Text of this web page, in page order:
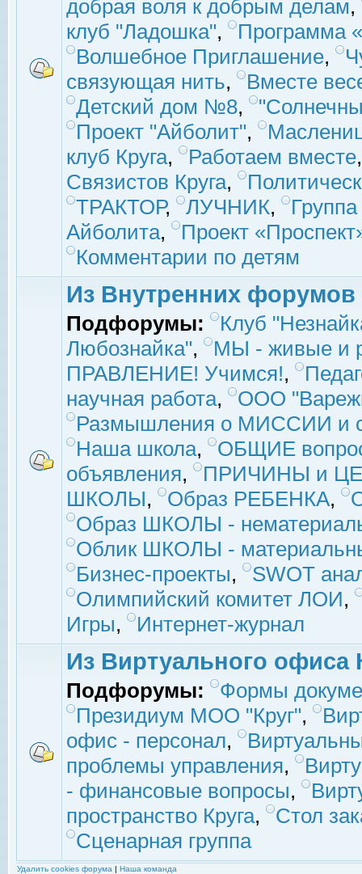
добрая воля к добрым делам,
клуб "Ладошка",
Программа
Волшебное Приглашение,
связующая нить,
Вместе
Детский дом №8,
Проект "Айболит",
клуб Круга, Работаем вместе
Связистов Круга,
ТРАКТОР, ЛУЧНИК,
Айболита,
Проект
Комментарии по детям
Из Внутренних форумов
Подфорумы:
Клуб
Любознайка",
МЫ - живые и
ПРАВЛЕНИЕ! Учимся!,
научная работа,
ООО
Размышления о МИССИИ и
Наша школа,
ОБЩИЕ
объявления,
ПРИЧИНЫ и
ШКОЛЫ, Образ РЕБЕНКА,
Образ ШКОЛЫ -
Облик ШКОЛЫ -
Бизнес-проекты,
SWOT
Олимпийский комитет ЛОИ,
Игры, Интернет-журнал
Из Виртуального офиса
Подфорумы:
Формы
Президиум МОО "Круг",
офис - персонал,
проблемы управления,
- финансовые вопросы,
пространство Круга,
Стол
Сценарная группа
Удалить cookies форума | Наша команда